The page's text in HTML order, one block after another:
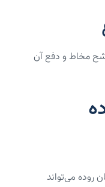
مخاط و دفع آن
روده می‌تواند